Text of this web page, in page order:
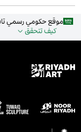
موقع حكومي رسمي
كيف تتحقق